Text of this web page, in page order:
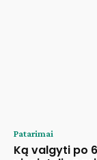
Patarimai
Ką valgyti po